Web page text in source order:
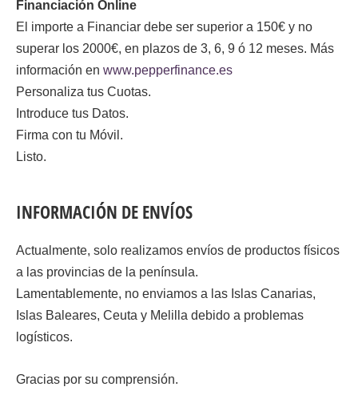
Financiación Online
El importe a Financiar debe ser superior a 150€ y no
superar los 2000€, en plazos de 3, 6, 9 ó 12 meses. Más
información en www.pepperfinance.es
Personaliza tus Cuotas.
Introduce tus Datos.
Firma con tu Móvil.
Listo.
INFORMACIÓN DE ENVÍOS
Actualmente, solo realizamos envíos de productos físicos
a las provincias de la península.
Lamentablemente, no enviamos a las Islas Canarias,
Islas Baleares, Ceuta y Melilla debido a problemas
logísticos.
Gracias por su comprensión.